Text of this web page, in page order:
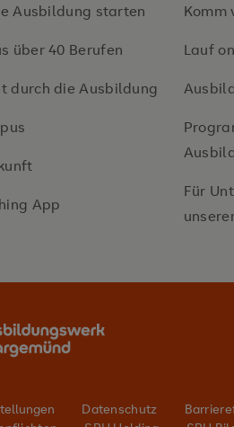
Ausbildung starten
über 40 Berufen
durch die Ausbildung
App
Komm
Lauf
Für
Datenschutz